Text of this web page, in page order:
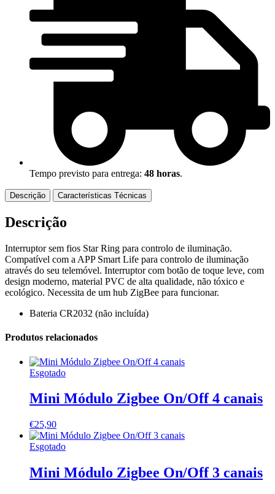
Tempo previsto para entrega: 48 horas.
Descrição Características Técnicas
Descrição
Interruptor sem fios Star Ring para controlo de iluminação.
Compatível com a APP Smart Life para controlo de iluminação
através do seu telemóvel. Interruptor com botão de toque leve, com
design moderno, material PVC de alta qualidade, não tóxico e
ecológico. Necessita de um hub ZigBee para funcionar.
Bateria CR2032 (não incluída)
Produtos relacionados
Esgotado
Mini Módulo Zigbee On/Off 4 canais
€25,90
Esgotado
Mini Módulo Zigbee On/Off 3 canais